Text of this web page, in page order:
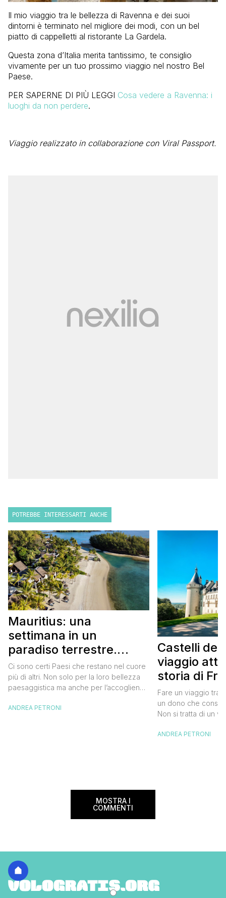
Il mio viaggio tra le bellezza di Ravenna e dei suoi
dintorni è terminato nel migliore dei modi, con un bel
piatto di cappelletti al ristorante La Gardela.
Questa zona d’Italia merita tantissimo, te consiglio
vivamente per un tuo prossimo viaggio nel nostro Bel
Paese.
PER SAPERNE DI PIÙ LEGGI Cosa vedere a Ravenna: i
luoghi da non perdere.
Viaggio realizzato in collaborazione con Viral Passport.
POTREBBE INTERESSARTI ANCHE
Mauritius: una
settimana in un
paradiso terrestre.
Itinerario completo
Ci sono certi Paesi che restano nel cuore
più di altri. Non solo per la loro bellezza
paesaggistica ma anche per l’accoglienza
di questi. Uno di quei luoghi in cui arrivi
ANDREA PETRONI
Castelli
viaggio
storia di
Itinerario
Fare un viaggio tra
un dono che
Non si tratta di un
nella cultura e nella
ANDREA PETRONI
MOSTRA I
COMMENTI